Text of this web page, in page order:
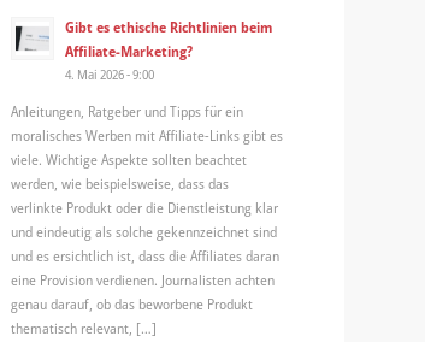
Gibt es ethische Richtlinien beim
Affiliate-Marketing?
4. Mai 2026 - 9:00
Anleitungen, Ratgeber und Tipps für ein
moralisches Werben mit Affiliate-Links gibt es
viele. Wichtige Aspekte sollten beachtet
werden, wie beispielsweise, dass das
verlinkte Produkt oder die Dienstleistung klar
und eindeutig als solche gekennzeichnet sind
und es ersichtlich ist, dass die Affiliates daran
eine Provision verdienen. Journalisten achten
genau darauf, ob das beworbene Produkt
thematisch relevant, […]